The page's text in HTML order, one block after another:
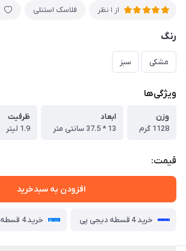
از 1 نظر فلاسک استنلی
رنگ
مشکی سبز
ویژگی‌ها
وزن
1128 گرم
ابعاد
13 * 37.5 سانتی متر
ظرفیت
1.9 لیتر
قیمت:
افزودن به سبدخرید
خرید 4 قسطه دیجی پی خرید 4 قسطه اسنپ پی